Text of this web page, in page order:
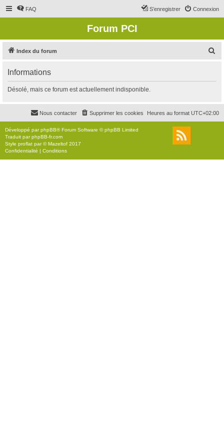
FAQ Connexion
S’enregistrer
Forum PCI
Index du forum
r
c
r
Informations
Désolé, mais ce forum est actuellement indisponible.
Heures au format UTC+02:00
Supprimer les cookies
Nous contacter
Développé parphpBB® Forum Software © phpBB Limited
Traduit parphpBB-fr.com
Style proflat par ©Mazeltof 2017
Confidentialité | Conditions